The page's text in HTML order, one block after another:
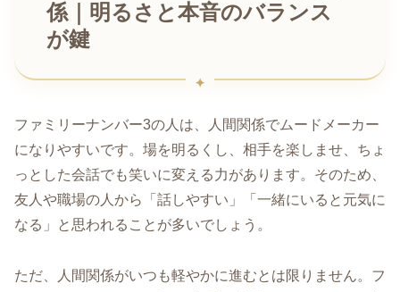
係｜明るさと本音のバランス
が鍵
ファミリーナンバー3の人は、人間関係でムードメーカー
になりやすいです。場を明るくし、相手を楽しませ、ちょ
っとした会話でも笑いに変える力があります。そのため、
友人や職場の人から「話しやすい」「一緒にいると元気に
なる」と思われることが多いでしょう。
ただ、人間関係がいつも軽やかに進むとは限りません。フ